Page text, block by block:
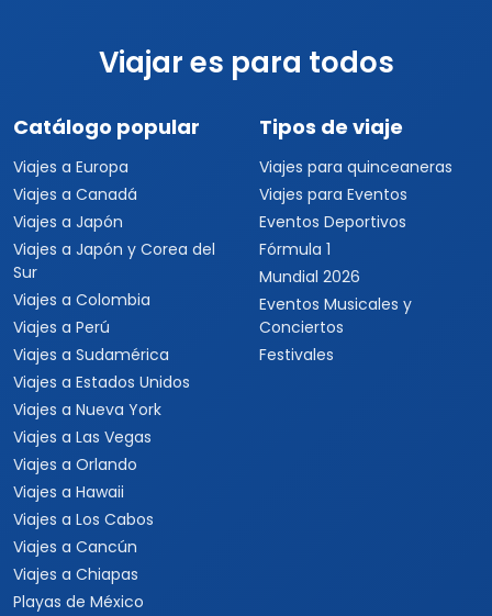
Viajar es para todos
Catálogo popular
Viajes a Europa
Viajes a Canadá
Viajes a Japón
Viajes a Japón y Corea del
Sur
Viajes a Colombia
Viajes a Perú
Viajes a Sudamérica
Viajes a Estados Unidos
Viajes a Nueva York
Viajes a Las Vegas
Viajes a Orlando
Viajes a Hawaii
Viajes a Los Cabos
Viajes a Cancún
Viajes a Chiapas
Playas de México
Tipos de viaje
Viajes para quinceaneras
Viajes para Eventos
Eventos Deportivos
Fórmula 1
Mundial 2026
Eventos Musicales y
Conciertos
Festivales